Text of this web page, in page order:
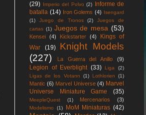
(29) Imperio del Polvo (2)
Informe de
batalla (14) Iron Golems (4) Isengard
(1)
Juego de Tronos (2)
Juegos de
cartas (1) Juegos de mesa (53)
Kensei (4) Kickstarter (4)
Kings of
War
(19)
Knight Models
(227)
La Guerra del Anillo (9)
Legion of Everblight (33) Liga
(2)
Ligas de los Votann
(1) Lothlorien (1)
Mantic (6) Marvel Universe (4) Marvel
Universe Miniature Game
(35)
MeepleQuest (1) Mercenarios (3)
Modelismo (1) MoM Miniaturas (42)